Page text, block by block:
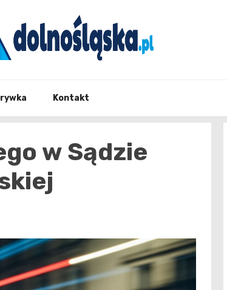
Kontakt
w Sądzie